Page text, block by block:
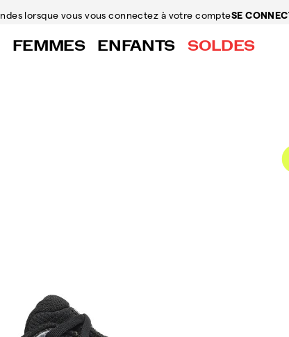
lorsque vous vous connectez à votre compteSE
FEMMES ENFANTS SOLDES